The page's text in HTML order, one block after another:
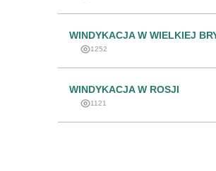
WINDYKACJA W WIELKIEJ
1252
WINDYKACJA W ROSJI
1121